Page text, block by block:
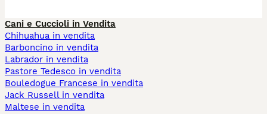
Cani e Cuccioli in Vendita
Chihuahua in vendita
Barboncino in vendita
Labrador in vendita
Pastore Tedesco in vendita
Bouledogue Francese in vendita
Jack Russell in vendita
Maltese in vendita